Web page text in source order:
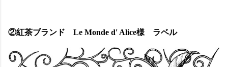
②紅茶ブランド Le Monde d' Alice様 ラベル